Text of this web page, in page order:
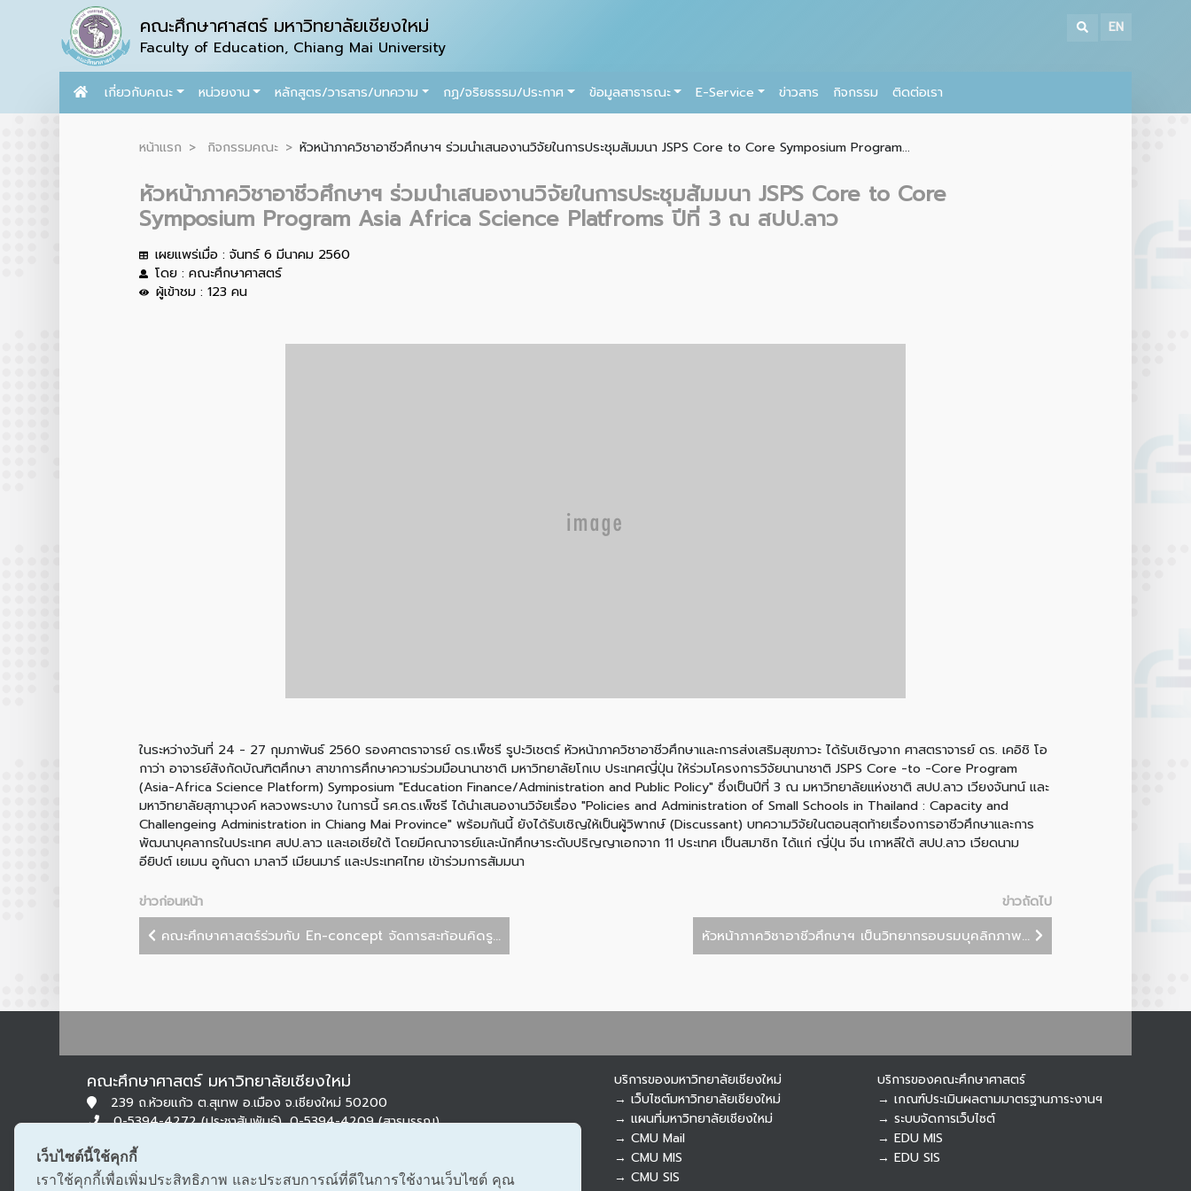
คณะศึกษาศาสตร์ มหาวิทยาลัยเชียงใหม่
Faculty of Education, Chiang Mai University
EN
เกี่ยวกับคณะ หน่วยงาน หลักสูตร/วารสาร/บทความ กฏ/จริยธรรม/ประกาศ ข้อมูลสาธารณะ E-Service ข่าวสาร กิจกรรม ติดต่อเรา
หน้าแรก กิจกรรมคณะ หัวหน้าภาควิชาอาชีวศึกษาฯ ร่วมนำเสนองานวิจัยในการประชุมสัมมนา JSPS Core to Core Symposium Program...
หัวหน้าภาควิชาอาชีวศึกษาฯ ร่วมนำเสนองานวิจัยในการประชุมสัมมนา JSPS Core to Core
Symposium Program Asia Africa Science Platfroms ปีที่ 3 ณ สปป.ลาว
เผยแพร่เมื่อ : จันทร์ 6 มีนาคม 2560
โดย : คณะศึกษาศาสตร์
ผู้เข้าชม : 123 คน
ในระหว่างวันที่ 24 - 27 กุมภาพันธ์ 2560 รองศาตราจารย์ ดร.เพ็ชรี รูปะวิเชตร์ หัวหน้าภาควิชาอาชีวศึกษาและการส่งเสริมสุขภาวะ ได้รับเชิญจาก ศาสตราจารย์ ดร. เคอิชิ โอ
กาว่า อาจารย์สังกัดบัณฑิตศึกษา สาขาการศึกษาความร่วมมือนานาชาติ มหาวิทยาลัยโกเบ ประเทศญี่ปุ่น ให้ร่วมโครงการวิจัยนานาชาติ JSPS Core -to -Core Program
(Asia-Africa Science Platform) Symposium "Education Finance/Administration and Public Policy" ซึ่งเป็นปีที่ 3 ณ มหาวิทยาลัยแห่งชาติ สปป.ลาว เวียงจันทน์ และ
มหาวิทยาลัยสุภานุวงค์ หลวงพระบาง ในการนี้ รศ.ดร.เพ็ชรี ได้นำเสนองานวิจัยเรื่อง "Policies and Administration of Small Schools in Thailand : Capacity and
Challengeing Administration in Chiang Mai Province" พร้อมกันนี้ ยังได้รับเชิญให้เป็นผู้วิพากษ์ (Discussant) บทความวิจัยในตอนสุดท้ายเรื่องการอาชีวศึกษาและการ
พัฒนาบุคลากรในประเทศ สปป.ลาว และเอเชียใต้ โดยมีคณาจารย์และนักศึกษาระดับปริญญาเอกจาก 11 ประเทศ เป็นสมาชิก ได้แก่ ญี่ปุ่น จีน เกาหลีใต้ สปป.ลาว เวียดนาม
อียิปต์ เยเมน อูกันดา มาลาวี เมียนมาร์ และประเทศไทย เข้าร่วมการสัมมนา
ข่าวก่อนหน้า
ข่าวถัดไป
คณะศึกษาศาสตร์ร่วมกับ En-concept จัดการสะท้อนคิดรู...
หัวหน้าภาควิชาอาชีวศึกษาฯ เป็นวิทยากรอบรมบุคลิกภาพ...
คณะศึกษาศาสตร์ มหาวิทยาลัยเชียงใหม่
239 ถ.ห้วยแก้ว ต.สุเทพ อ.เมือง จ.เชียงใหม่ 50200
0-5394-4272 (ประชาสัมพันธ์), 0-5394-4209 (สารบรรณ)
edu@cmu.ac.th, saraban_edu@cmu.ac.th
บริการของมหาวิทยาลัยเชียงใหม่
→ เว็บไซต์มหาวิทยาลัยเชียงใหม่
→ แผนที่มหาวิทยาลัยเชียงใหม่
→ CMU Mail
→ CMU MIS
→ CMU SIS
บริการของคณะศึกษาศาสตร์
→ เกณฑ์ประเมินผลตามมาตรฐานภาระงานฯ
→ ระบบจัดการเว็บไซต์
→ EDU MIS
→ EDU SIS
เว็บไซต์นี้ใช้คุกกี้
เราใช้คุกกี้เพื่อเพิ่มประสิทธิภาพ และประสบการณ์ที่ดีในการใช้งานเว็บไซต์ คุณ